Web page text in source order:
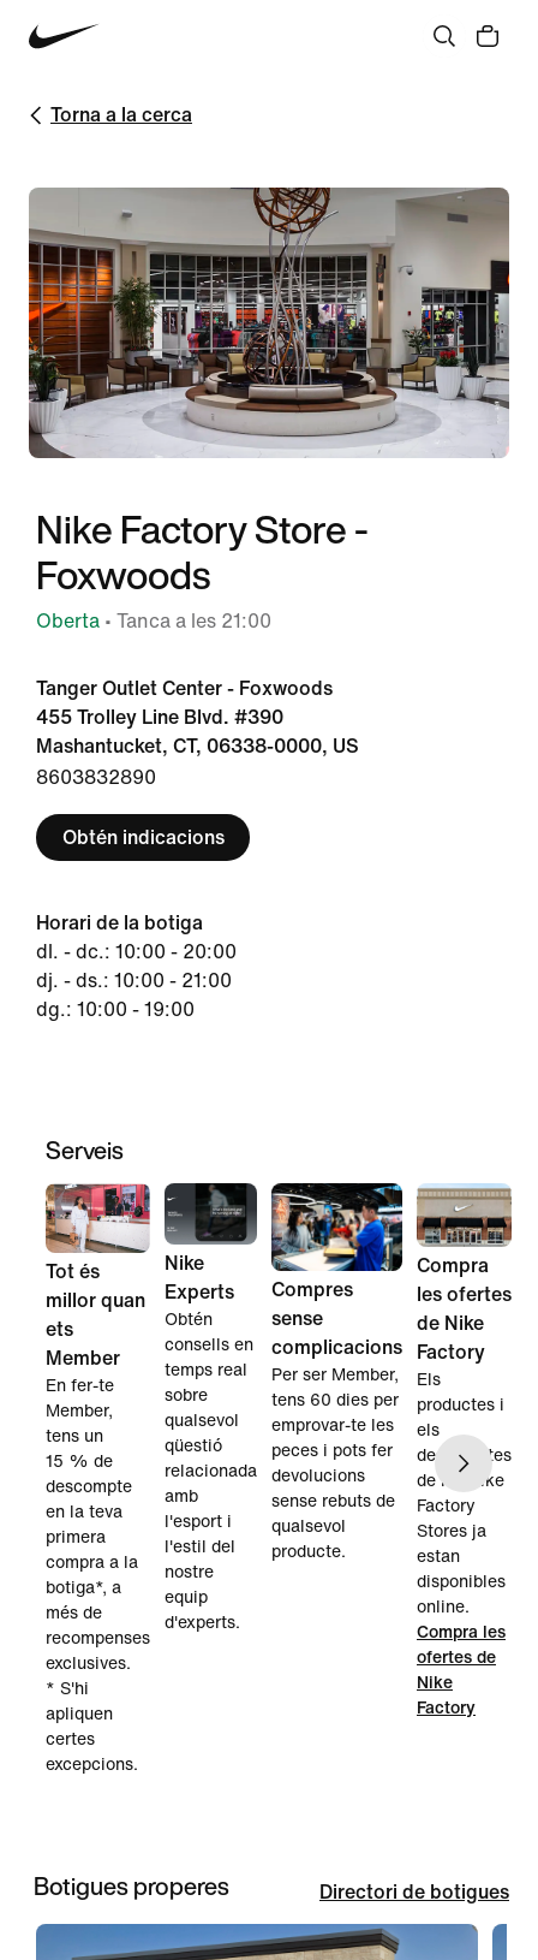
Torna a la cerca
Nike Factory Store -
Foxwoods
Oberta • Tanca a les 21:00
Tanger Outlet Center - Foxwoods
455 Trolley Line Blvd. #390
Mashantucket, CT, 06338-0000, US
8603832890
Obtén indicacions
Horari de la botiga
dl. - dc.: 10:00 - 20:00
dj. - ds.: 10:00 - 21:00
dg.: 10:00 - 19:00
Serveis
Tot és
millor quan
ets
Member
En fer-te
Member,
tens un
15 % de
descompte
en la teva
primera
compra a la
botiga*, a
més de
recompenses
exclusives.
* S'hi
apliquen
certes
excepcions.
Nike
Experts
Obtén
consells en
temps real
sobre
qualsevol
qüestió
relacionada
amb
l'esport i
l'estil del
nostre
equip
d'experts.
Compres
sense
complicacions
Per ser Member,
tens 60 dies per
emprovar-te les
peces i pots fer
devolucions
sense rebuts de
qualsevol
producte.
Compra
les ofertes
de Nike
Factory
Els
productes i
els
descomptes
de les Nike
Factory
Stores ja
estan
disponibles
online.
Compra les
ofertes de
Nike
Factory
Botigues properes Directori de botigues